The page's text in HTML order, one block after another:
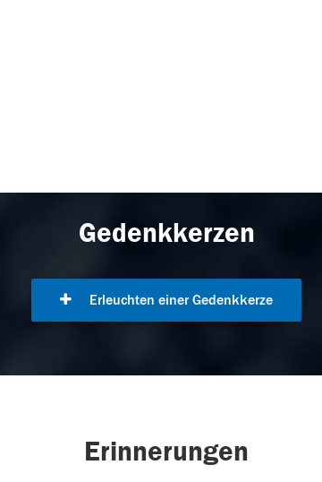
Gedenkkerzen
Erleuchten einer Gedenkkerze
Erinnerungen